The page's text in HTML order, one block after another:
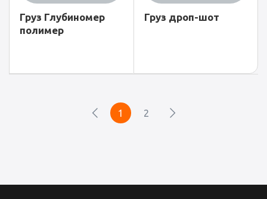
Груз Глубиномер
полимер
Груз дроп-шот
1 2